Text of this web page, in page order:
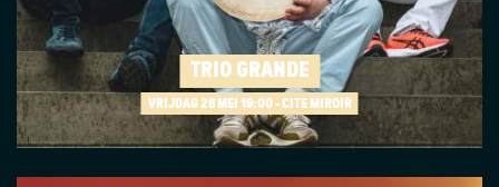
TRIO GRANDE
VRIJDAG 26 MEI 19:00 - CITÉ MIROIR